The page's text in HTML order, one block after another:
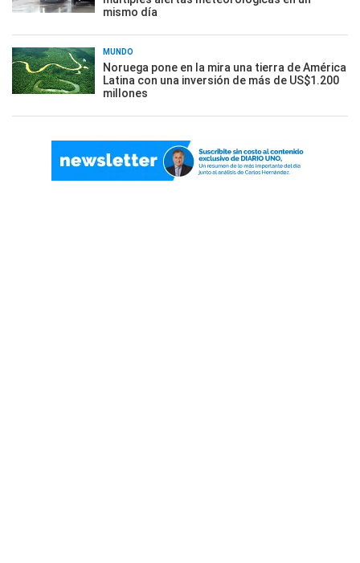
mismo día
MUNDO
Noruega pone en la mira una tierra de América
Latina con una inversión de más de US$1.200
millones